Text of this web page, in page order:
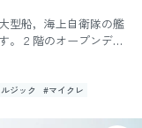
型船，海上自衛隊の艦
。２階のオープンデッ
ジック #マイクレ